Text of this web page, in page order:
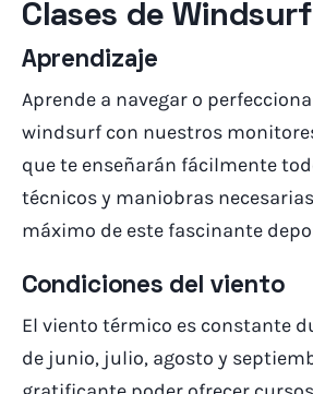
Clases de Windsurf
Aprendizaje
Aprende a navegar o
windsurf con nuestros
que te enseñarán fácilmente
técnicos y maniobras
máximo de este fascinante
Condiciones del viento
El viento térmico es constante
de junio, julio, agosto y